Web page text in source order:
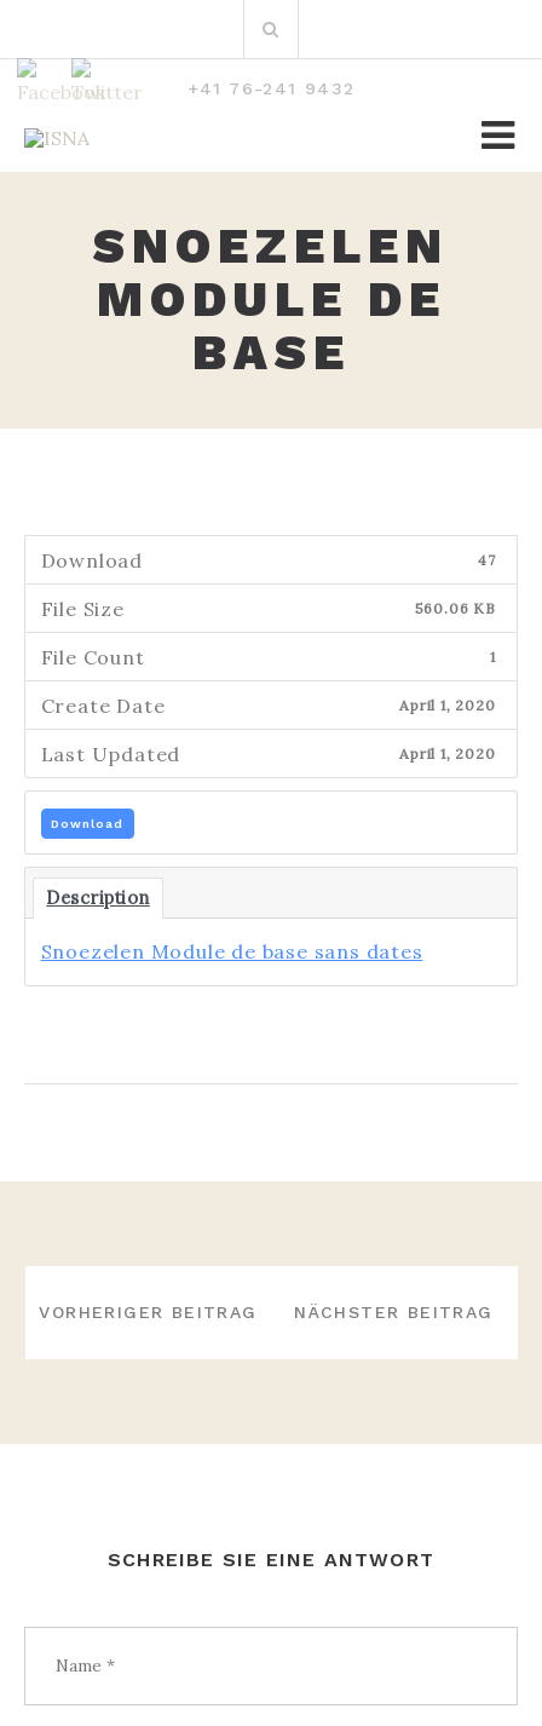
nach:
+41 76-241 9432
SNOEZELEN
MODULE DE
BASE
Download 47
File Size 560.06 KB
File Count 1
Create Date April 1, 2020
Last Updated April 1, 2020
Download
Description
Snoezelen Module de base sans dates
NAVIGATION
VORHERIGER BEITRAG NÄCHSTER BEITRAG
SCHREIBE SIE EINE ANTWORT